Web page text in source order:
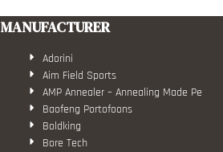
MANUFACTURER
Adorini
Aim Field Sports
AMP Annealer – Annealing Made Pe
Baofeng Portofoons
Boldking
Bore Tech